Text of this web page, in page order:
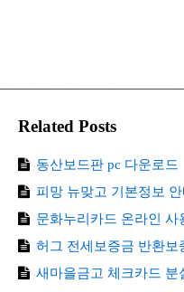
Related Posts
동산보드판 pc 다운로드
피망 뉴맞고 기본정보 안
문화누리카드 온라인
허그 전세보증금 반환보
새마을금고 체크카드 분